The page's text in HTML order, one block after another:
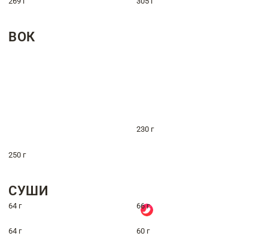
ВОК
230 г
250 г
СУШИ
64 г 66 г
64 г 60 г